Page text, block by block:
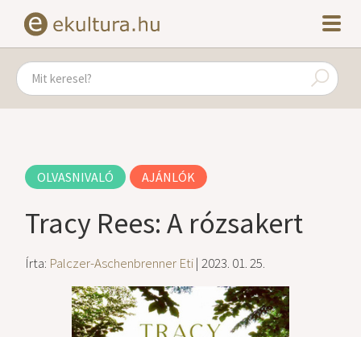
OLVASNIVALÓ AJÁNLÓK
Tracy Rees: A rózsakert
Írta: Palczer-Aschenbrenner Eti| 2023. 01. 25.